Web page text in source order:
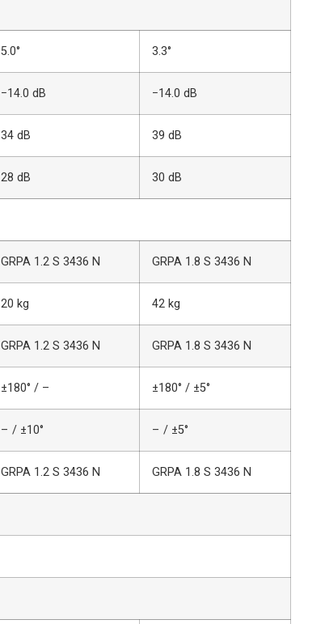
5.0° 3.3°
−14.0 dB −14.0 dB
34 dB 39 dB
28 dB 30 dB
GRPA 1.2 S 3436 N GRPA 1.8 S 3436 N
20 kg 42 kg
GRPA 1.2 S 3436 N GRPA 1.8 S 3436 N
±180° / – ±180° / ±5°
– / ±10° – / ±5°
GRPA 1.2 S 3436 N GRPA 1.8 S 3436 N